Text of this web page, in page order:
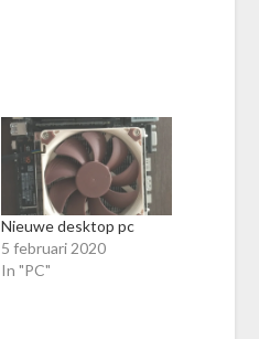
Nieuwe desktop pc
5 februari 2020
In "PC"